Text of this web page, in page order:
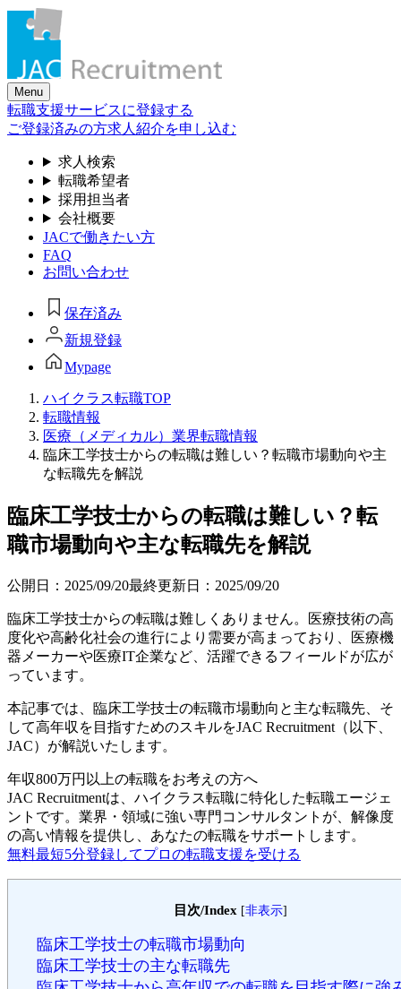
Skip
content
Menu
転職支援サービスに登録する
ご登録済みの方求人紹介を申し込む
求人検索
転職希望者
採用担当者
会社概要
JACで働きたい方
FAQ
お問い合わせ
保存済み
新規登録
Mypage
ハイクラス転職TOP
転職情報
医療（メディカル）業界転職情報
臨床工学技士からの転職は難しい？転職市場動向や主
な転職先を解説
臨床工学技士からの転職は難しい？転
職市場動向や主な転職先を解説
公開日： 2025/09/20最終更新日： 2025/09/20
臨床工学技士からの転職は難しくありません。医療技術の高
度化や高齢化社会の進行により需要が高まっており、医療機
器メーカーや医療IT企業など、活躍できるフィールドが広が
っています。
本記事では、臨床工学技士の転職市場動向と主な転職先、そ
して高年収を目指すためのスキルをJAC Recruitment（以下、
JAC）が解説いたします。
年収800万円以上の転職をお考えの方へ
JAC Recruitmentは、ハイクラス転職に特化した転職エージェ
ントです。 業界・領域に強い専門コンサルタントが、解像度
の高い情報を提供し、あなたの転職をサポートします。
無料最短5分登録してプロの転職支援を受ける
目次/Index [非表示]
臨床工学技士の転職市場動向
臨床工学技士の主な転職先